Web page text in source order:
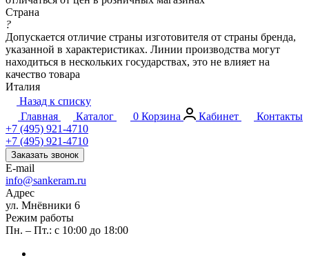
Страна
?
Допускается отличие страны изготовителя от страны бренда,
указанной в характеристиках. Линии производства могут
находиться в нескольких государствах, это не влияет на
качество товара
Италия
Назад к списку
Главная
Каталог 0 Корзина Кабинет
Контакты
+7 (495) 921-4710
+7 (495) 921-4710
Заказать звонок
E-mail
info@sankeram.ru
Адрес
ул. Мнёвники 6
Режим работы
Пн. – Пт.: с 10:00 до 18:00